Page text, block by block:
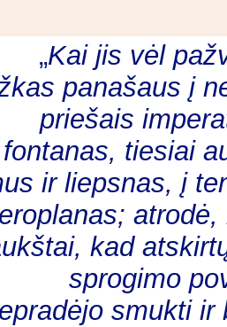
„Kai jis vėl
panašaus į
priešais
fontanas, tiesiai
ir liepsnas, į
kad
sprogimo
smukti ir